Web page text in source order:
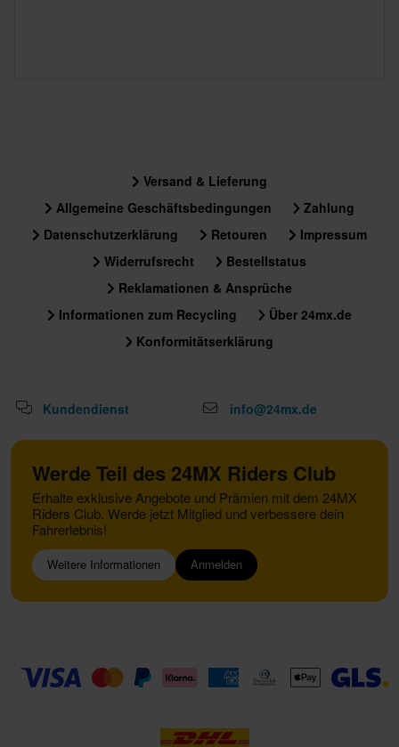
Versand & Lieferung
Allgemeine Geschäftsbedingungen
Zahlung
Datenschutzerklärung
Retouren
Impressum
Widerrufsrecht
Bestellstatus
Reklamationen & Ansprüche
Informationen zum Recycling
Über 24mx.de
Konformitätserklärung
Kundendienst info@24mx.de
Werde Teil des 24MX Riders Club
Erhalte exklusive Angebote und Prämien mit dem 24MX
Riders Club. Werde jetzt Mitglied und verbessere dein
Fahrerlebnis!
Weitere Informationen Anmelden